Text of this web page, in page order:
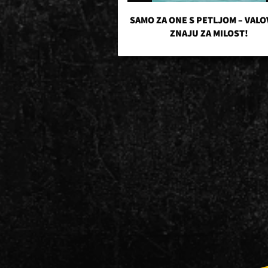
SAMO ZA ONE S PETLJOM –
ZNAJU ZA MILOST!